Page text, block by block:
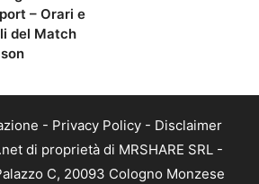
– Orari e
del Match
- Privacy Policy - Disclaimer
di proprietà di MRSHARE SRL -
C, 20093 Cologno Monzese